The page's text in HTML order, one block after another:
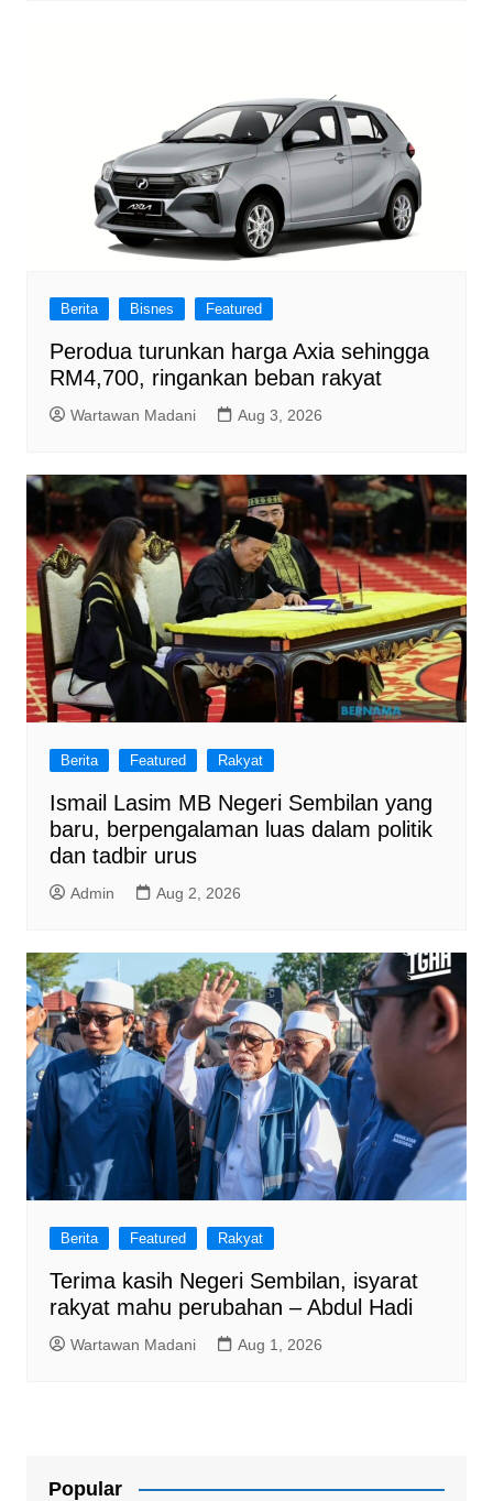
Berita Bisnes Featured
Perodua turunkan harga Axia sehingga
RM4,700, ringankan beban rakyat
Wartawan Madani Aug 3, 2026
Berita Featured Rakyat
Ismail Lasim MB Negeri Sembilan yang
baru, berpengalaman luas dalam politik
dan tadbir urus
Admin Aug 2, 2026
Berita Featured Rakyat
Terima kasih Negeri Sembilan, isyarat
rakyat mahu perubahan – Abdul Hadi
Wartawan Madani Aug 1, 2026
Popular